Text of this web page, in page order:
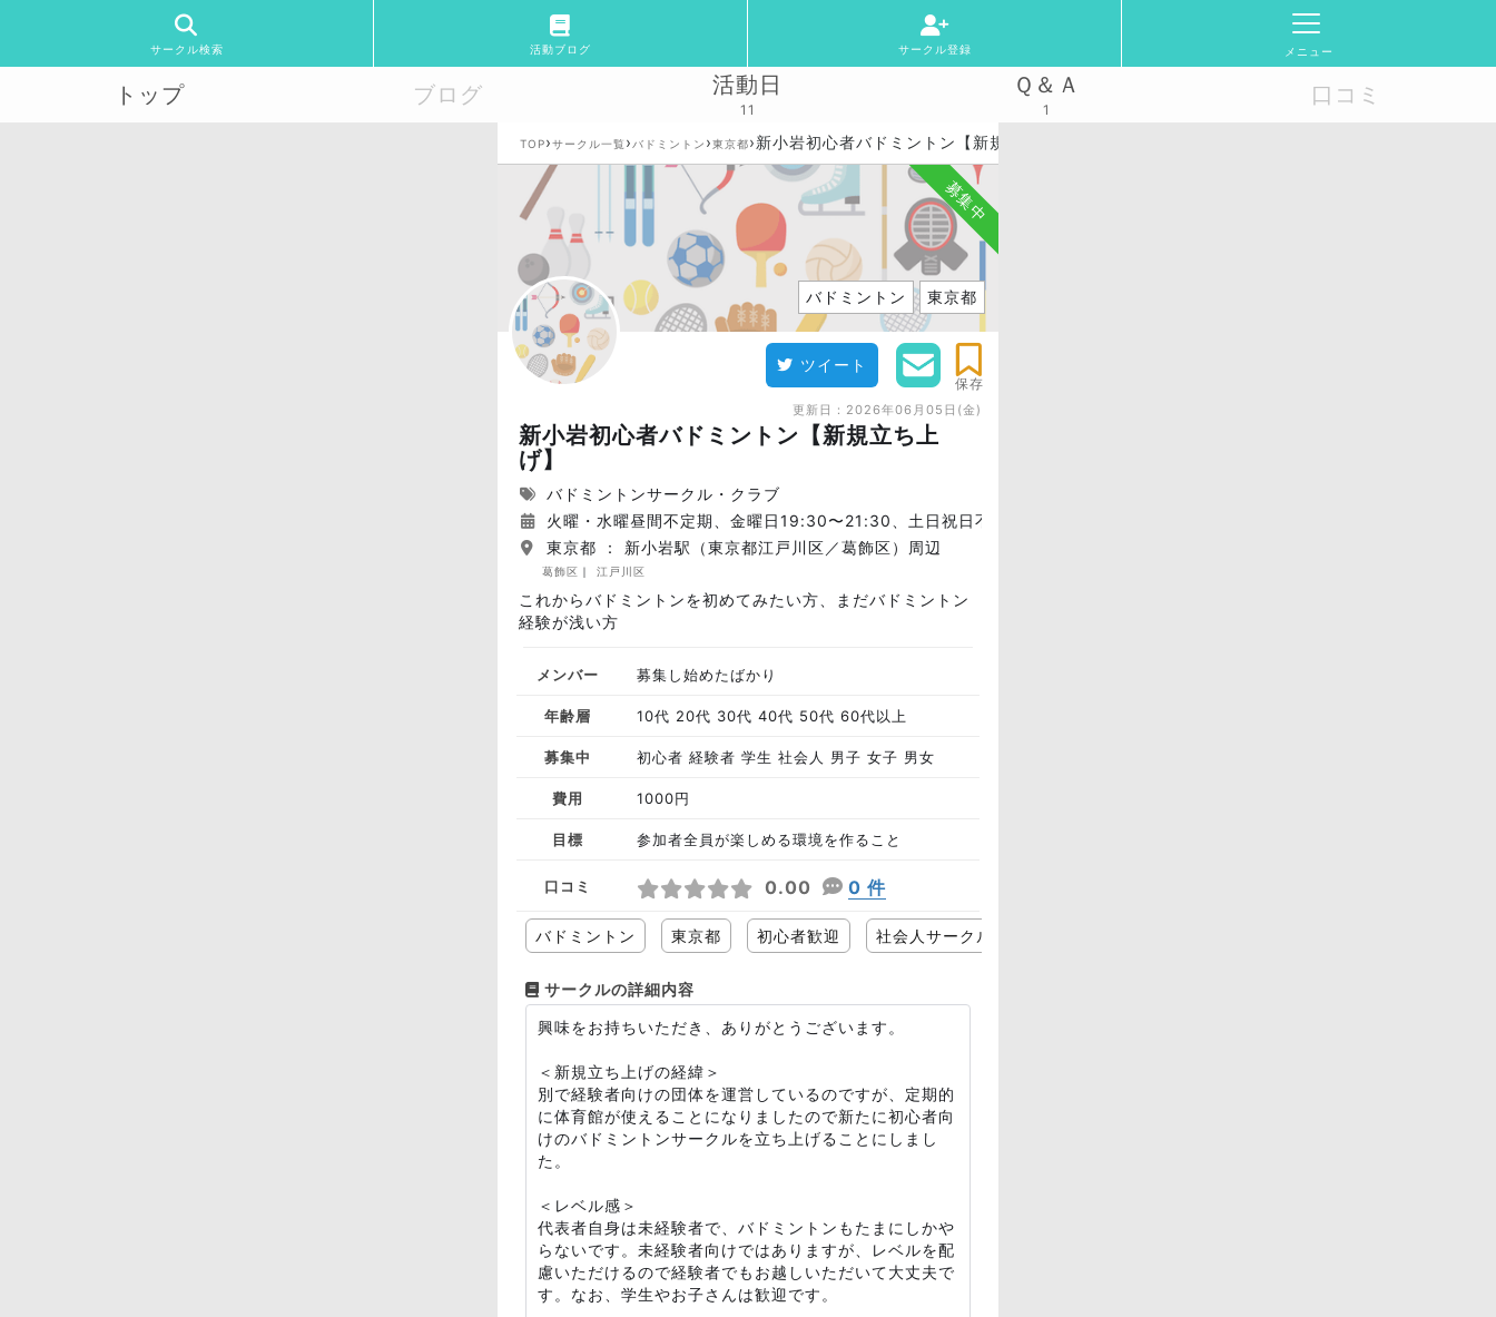
サークル検索 活動ブログ サークル登録 メニュー
トップ ブログ 活動日
11
Ｑ＆Ａ
1
口コミ
TOP›サークル一覧 › バドミントン ›東京都›新小岩初心者バドミントン【新規立ち上げ】
募集中
バドミントン 東京都
ツイート
保存
更新日： 2026年06月05日(金)
新小岩初心者バドミントン【新規立ち上
げ】
バドミントンサークル・クラブ
火曜・水曜昼間不定期、金曜日19:30〜21:30、土日祝日不定期
東京都 ： 新小岩駅（東京都江戸川区／葛飾区）周辺
葛飾区 江戸川区
これからバドミントンを初めてみたい方、まだバドミントン
経験が浅い方
メンバー 募集し始めたばかり
年齢層 10代 20代 30代 40代 50代 60代以上
募集中 初心者 経験者 学生 社会人 男子 女子 男女
費用 1000円
目標 参加者全員が楽しめる環境を作ること
口コミ 0.00 0 件
バドミントン 東京都 初心者歓迎 社会人サークル
サークルの詳細内容
興味をお持ちいただき、ありがとうございます。
＜新規立ち上げの経緯＞
別で経験者向けの団体を運営しているのですが、定期的
に体育館が使えることになりましたので新たに初心者向
けのバドミントンサークルを立ち上げることにしまし
た。
＜レベル感＞
代表者自身は未経験者で、バドミントンもたまにしかや
らないです。未経験者向けではありますが、レベルを配
慮いただけるので経験者でもお越しいただいて大丈夫で
す。なお、学生やお子さんは歓迎です。